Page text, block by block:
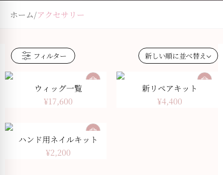
ホーム/アクセサリー
フィルター
ウィッグ一覧
¥17,600
新リペアキット
¥4,400
ハンド用ネイルキット
¥2,200